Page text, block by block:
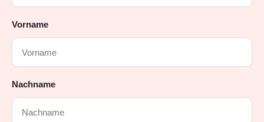
Vorname
Nachname